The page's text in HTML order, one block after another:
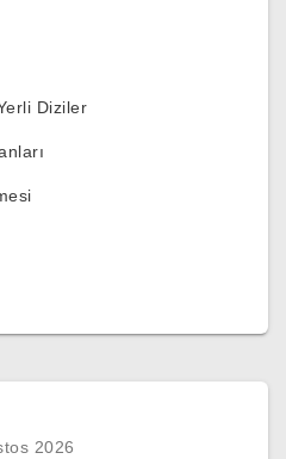
Diziler
2026